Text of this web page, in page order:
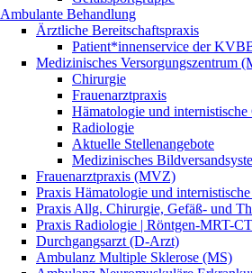
Ambulante Behandlung
Ärztliche Bereitschaftspraxis
Patient*innenservice der
Medizinisches Versorgungszentrum
Chirurgie
Frauenarztpraxis
Hämatologie und
Radiologie
Aktuelle Stellenangebote
Medizinisches
Frauenarztpraxis (MVZ)
Praxis Hämatologie und
Praxis Allg. Chirurgie, Gefäß-​ und
Praxis Radiologie | Röntgen-MRT-
Durchgangsarzt (D-Arzt)
Ambulanz Multiple Sklerose (MS)